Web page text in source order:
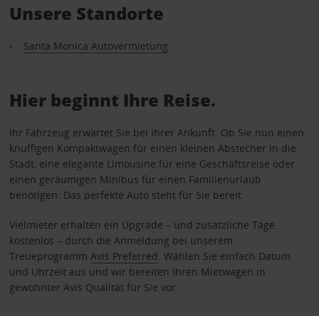
Unsere Standorte
Santa Monica Autovermietung
Hier beginnt Ihre Reise.
Ihr Fahrzeug erwartet Sie bei Ihrer Ankunft. Ob Sie nun einen
knuffigen Kompaktwagen für einen kleinen Abstecher in die
Stadt, eine elegante Limousine für eine Geschäftsreise oder
einen geräumigen Minibus für einen Familienurlaub
benötigen: Das perfekte Auto steht für Sie bereit.
Vielmieter erhalten ein Upgrade – und zusätzliche Tage
kostenlos – durch die Anmeldung bei unserem
Treueprogramm Avis Preferred . Wählen Sie einfach Datum
und Uhrzeit aus und wir bereiten Ihren Mietwagen in
gewohnter Avis Qualität für Sie vor.